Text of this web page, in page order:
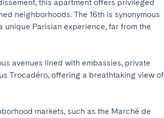
this apartment offers privileged
neighborhoods. The 16th is synonymous
Parisian experience, far from the
avenues lined with embassies, private
Trocadéro, offering a breathtaking view of
markets, such as the Marché de